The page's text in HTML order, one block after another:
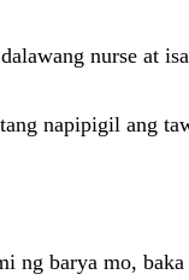
nurse at
napipigil ang
ng barya mo,